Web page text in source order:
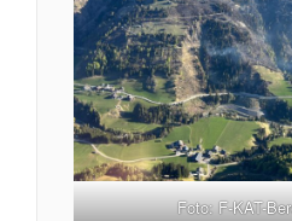
Foto: F-KAT-